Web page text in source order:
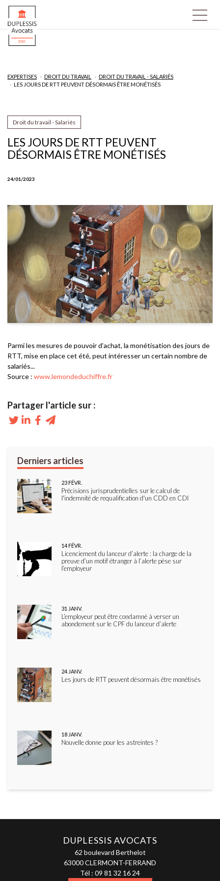
EXPERTISES DROIT DU TRAVAIL
DROIT DU TRAVAIL - SALARIÉS
LES JOURS DE RTT PEUVENT DÉSORMAIS ÊTRE MONÉTISÉS
LES JOURS DE RTT PEUVENT
DÉSORMAIS ÊTRE MONÉTISÉS
24/01/2023
Droit du travail - Salariés
Source : www.lemondeduchiffre.fr
Parmi les mesures de pouvoir d’achat, la monétisation des jours de
RTT, mise en place cet été, peut intéresser un certain nombre de
salariés...
Précisions jurisprudentielles sur le calcul de
l'indemnité de requalification d'un CDD en CDI
23FÉVR.
Licenciement du lanceur d’alerte : la charge de la
preuve d’un motif étranger à l’alerte pèse sur
l’employeur
14FÉVR.
L’employeur peut être condamné à verser un
abondement sur le CPF du lanceur d’alerte
31 JANV.
Les jours de RTT peuvent désormais être monétisés
24 JANV.
Nouvelle donne pour les astreintes ?
18 JANV.
DUPLESSIS AVOCATS
62 boulevard Berthelot
63000 CLERMONT-FERRAND
Tél : 09 81 32 16 24